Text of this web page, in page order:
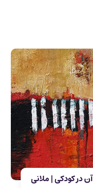
در کودکی | ملانی